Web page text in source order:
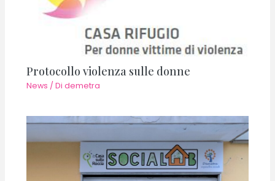
Protocollo violenza sulle donne
News / Di demetra